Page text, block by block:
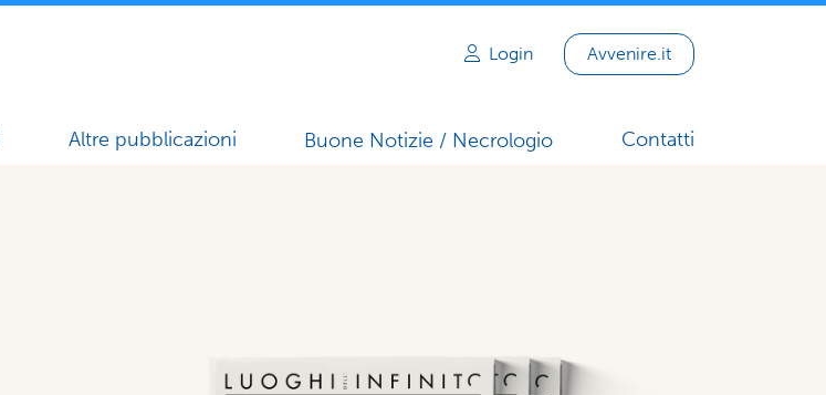
Login Avvenire.it
Altre pubblicazioni Buone Notizie / Necrologio Contatti